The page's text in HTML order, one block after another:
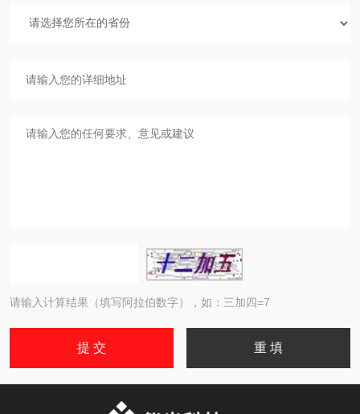
请输入计算结果（填写阿拉伯数字），如：三加四=7